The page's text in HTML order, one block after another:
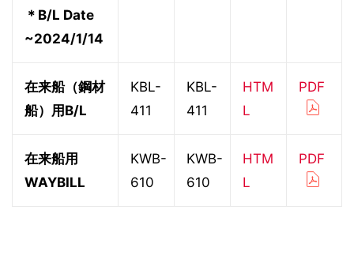
＊ B/L Date
~2024/1/14
在来船（鋼材
船）用B/L
KBL-
411
KBL-
411
HTM
L
PDF
在来船用
WAYBILL
KWB-
610
KWB-
610
HTM
L
PDF